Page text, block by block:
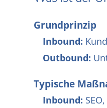
Grundprinzip
Inbound:
Outbound:
Typische
Inbound: